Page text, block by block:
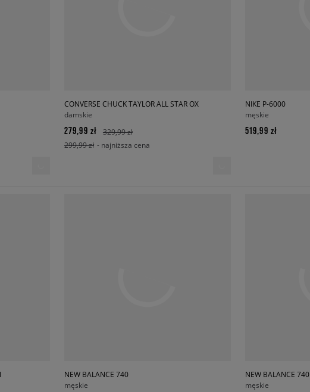
CONVERSE CHUCK TAYLOR ALL STAR OX
damskie
279,99 zł
329,99 zł
299,99 zł - najniższa cena
NIKE P-6000
męskie
519,99 zł
NEW BALANCE 740
męskie
NEW BALANCE 740
męskie